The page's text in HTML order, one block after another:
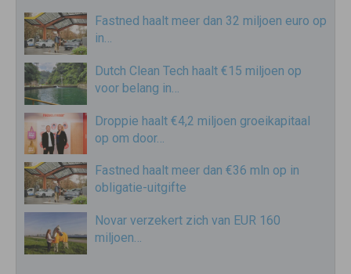
Fastned haalt meer dan 32 miljoen euro op
in…
Dutch Clean Tech haalt €15 miljoen op
voor belang in…
Droppie haalt €4,2 miljoen groeikapitaal
op om door…
Fastned haalt meer dan €36 mln op in
obligatie-uitgifte
Novar verzekert zich van EUR 160
miljoen…